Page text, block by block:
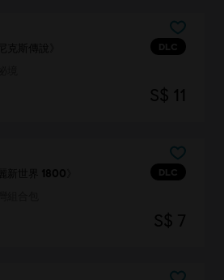
DLC
克斯傳說》
S$ 11
DLC
新世界 1800》
S$ 7